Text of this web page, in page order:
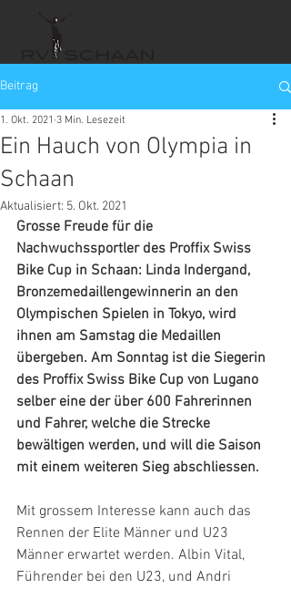
Beitrag
Ein Hauch von Olympia in
Schaan
1. Okt. 2021 3 Min. Lesezeit
Aktualisiert: 5. Okt. 2021
Grosse Freude für die
Nachwuchssportler des Proffix Swiss
Bike Cup in Schaan: Linda Indergand,
Bronzemedaillengewinnerin an den
Olympischen Spielen in Tokyo, wird
ihnen am Samstag die Medaillen
übergeben. Am Sonntag ist die Siegerin
des Proffix Swiss Bike Cup von Lugano
selber eine der über 600 Fahrerinnen
und Fahrer, welche die Strecke
bewältigen werden, und will die Saison
mit einem weiteren Sieg abschliessen.
Mit grossem Interesse kann auch das
Rennen der Elite Männer und U23
Männer erwartet werden. Albin Vital,
Führender bei den U23, und Andri